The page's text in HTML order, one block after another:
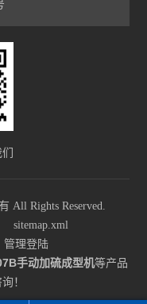
All Rights Reserved.
sitemap.xml
管理登陆
手动加硫成型机等产品
！